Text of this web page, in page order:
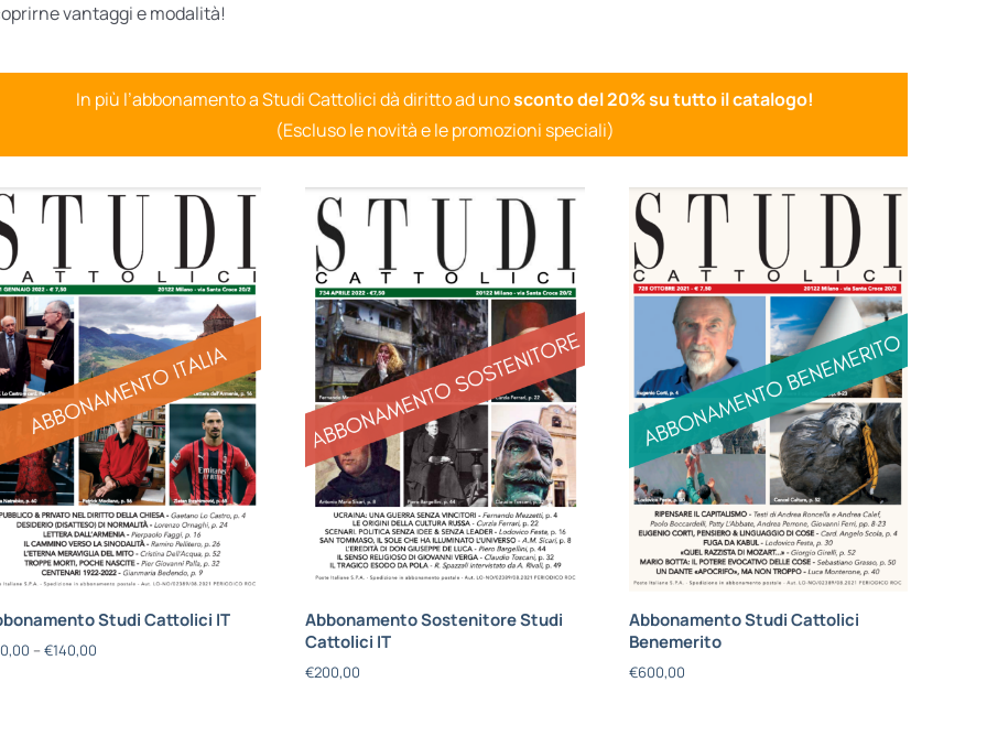
vantaggi e modalità!
In più l’abbonamento a Studi Cattolici dà diritto ad unosconto del 20% su tutto il catalogo!
(Escluso le novità e le promozioni speciali)
Studi Cattolici IT
– €140,00
Abbonamento Sostenitore Studi
Cattolici IT
€200,00
Abbonamento Studi Cattolici
Benemerito
€600,00